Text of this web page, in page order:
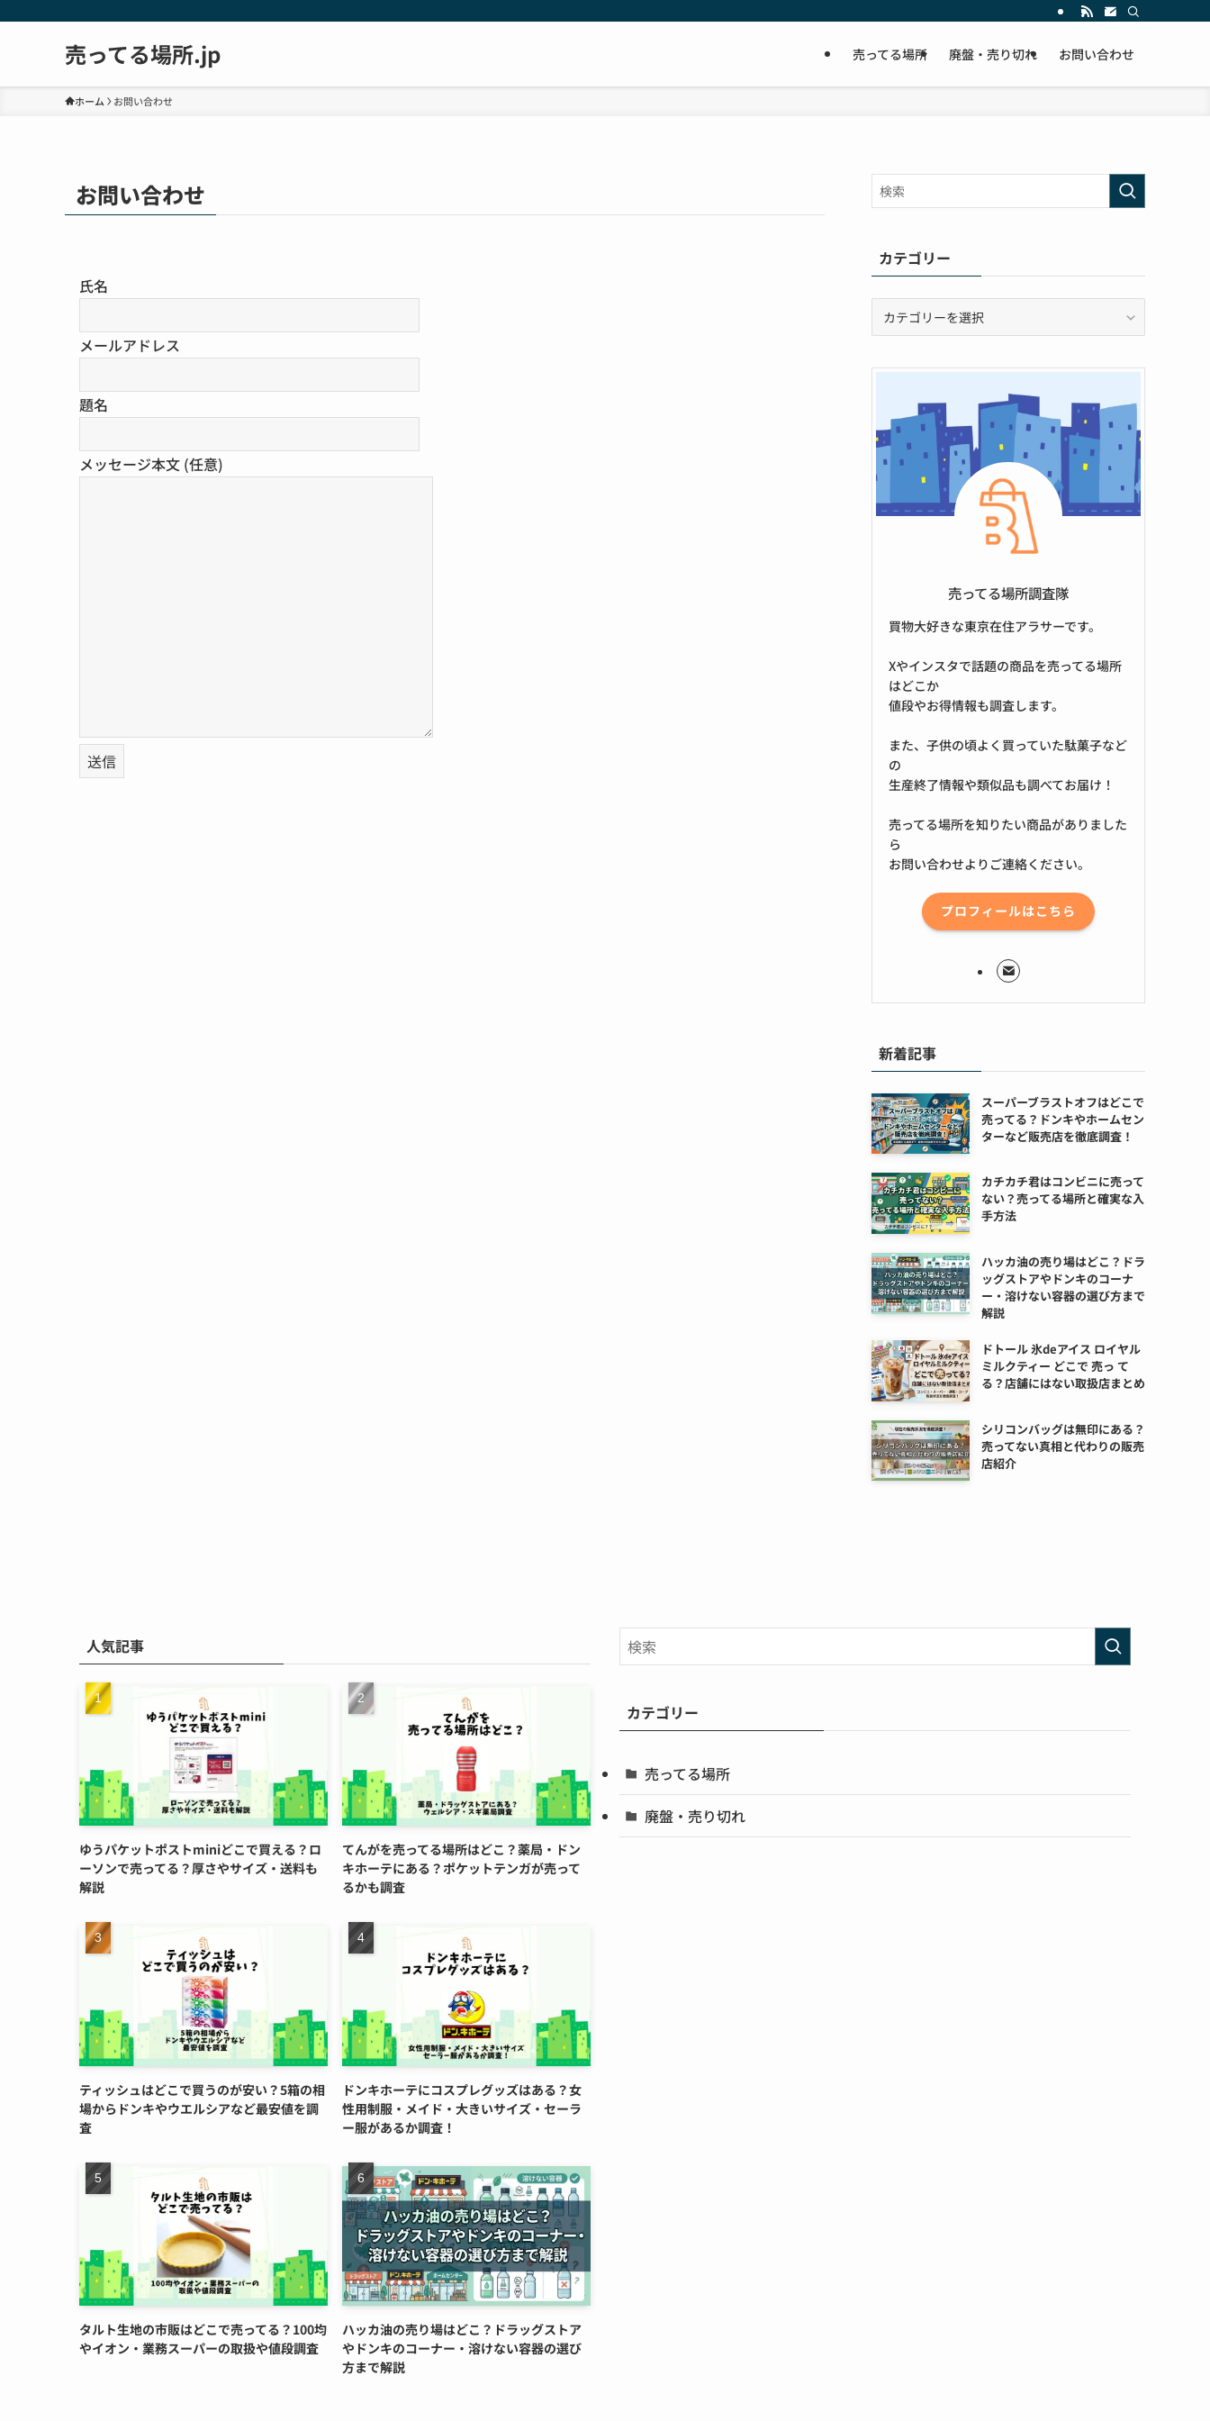
売ってる場所.jp 売ってる場所 廃盤・売り切れ お問い合わせ
ホーム お問い合わせ
お問い合わせ
氏名
メールアドレス
題名
メッセージ本文 (任意)
カテゴリー
リ
売ってる場所調査隊
買物大好きな東京在住アラサーです。
Xやインスタで話題の商品を売ってる場所
はどこか
値段やお得情報も調査します。
また、子供の頃よく買っていた駄菓子など
の
生産終了情報や類似品も調べてお届け！
売ってる場所を知りたい商品がありました
ら
お問い合わせよりご連絡ください。
プロフィールはこちら
新着記事
スーパーブラストオフはどこで
売ってる？ドンキやホームセン
ターなど販売店を徹底調査！
カチカチ君はコンビニに売って
ない？売ってる場所と確実な入
手方法
ハッカ油の売り場はどこ？ドラ
ッグストアやドンキのコーナ
ー・溶けない容器の選び方まで
解説
ドトール 氷deアイス ロイヤル
ミルクティー どこで 売っ て
る？店舗にはない取扱店まとめ
シリコンバッグは無印にある？
売ってない真相と代わりの販売
店紹介
人気記事
ゆうパケットポストminiどこで買える？ロ
ーソンで売ってる？厚さやサイズ・送料も
解説
てんがを売ってる場所はどこ？薬局・ドン
キホーテにある？ポケットテンガが売って
るかも調査
ティッシュはどこで買うのが安い？5箱の相
場からドンキやウエルシアなど最安値を調
査
ドンキホーテにコスプレグッズはある？女
性用制服・メイド・大きいサイズ・セーラ
ー服があるか調査！
タルト生地の市販はどこで売ってる？100均
やイオン・業務スーパーの取扱や値段調査
ハッカ油の売り場はどこ？ドラッグストア
やドンキのコーナー・溶けない容器の選び
方まで解説
カテゴリー
売ってる場所
廃盤・売り切れ